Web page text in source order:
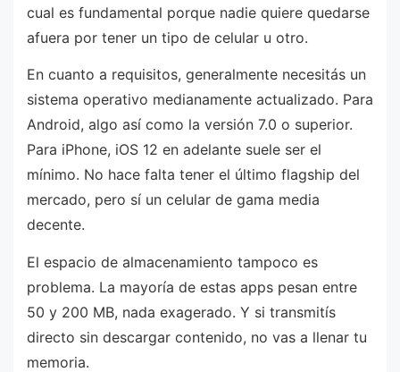
cual es fundamental porque nadie quiere quedarse
afuera por tener un tipo de celular u otro.
En cuanto a requisitos, generalmente necesitás un
sistema operativo medianamente actualizado. Para
Android, algo así como la versión 7.0 o superior.
Para iPhone, iOS 12 en adelante suele ser el
mínimo. No hace falta tener el último flagship del
mercado, pero sí un celular de gama media
decente.
El espacio de almacenamiento tampoco es
problema. La mayoría de estas apps pesan entre
50 y 200 MB, nada exagerado. Y si transmitís
directo sin descargar contenido, no vas a llenar tu
memoria.